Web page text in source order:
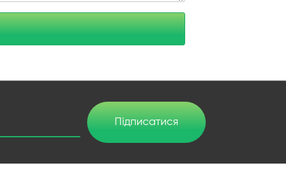
Підписатися